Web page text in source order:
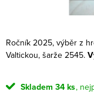
Ročník 2025, výběr z
Valtickou, šarže 2545.
Skladem 34 ks